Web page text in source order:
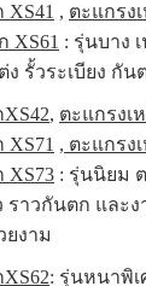
, ตะแกรง
XS61 : รุ่นบาง
รั้วระเบียง กัน
, ตะแกรงเ
, ตะแกรง
XS73 : รุ่นนิยม
ราวกันตก และ
ยงาม
: รุ่นหนาพิ